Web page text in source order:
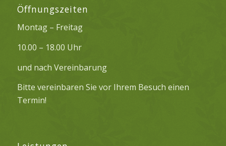
Öffnungszeiten
Montag – Freitag
10.00 – 18.00 Uhr
und nach Vereinbarung
Bitte vereinbaren Sie vor Ihrem Besuch einen
Termin!